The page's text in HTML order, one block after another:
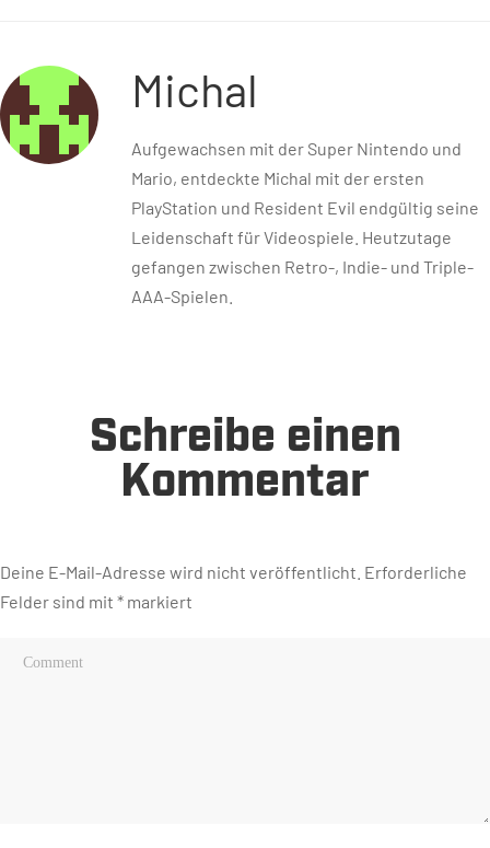
Michal
Aufgewachsen mit der Super Nintendo und
Mario, entdeckte Michal mit der ersten
PlayStation und Resident Evil endgültig seine
Leidenschaft für Videospiele. Heutzutage
gefangen zwischen Retro-, Indie- und Triple-
AAA-Spielen.
Schreibe einen
Kommentar
Deine E-Mail-Adresse wird nicht veröffentlicht. Erforderliche
Felder sind mit * markiert